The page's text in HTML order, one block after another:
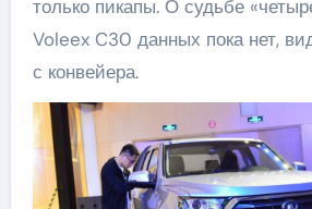
только пикапы. О судьбе
Voleex C30 данных пока нет,
с конвейера.